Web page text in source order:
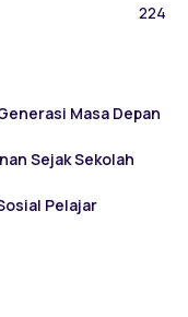
224
Masa Depan
Sejak Sekolah
Pelajar